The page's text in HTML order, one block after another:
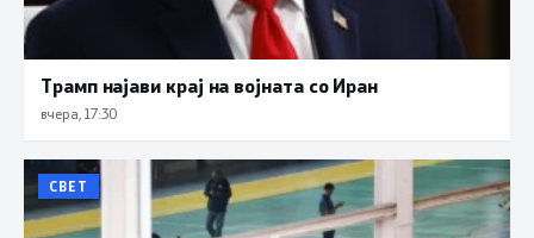
Трамп најави крај на војната со Иран
вчера, 17:30
СВЕТ